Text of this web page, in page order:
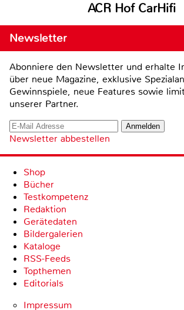
ACR Hof CarHifi
Newsletter
Abonniere den Newsletter und erhalte
über neue Magazine, exklusive
Gewinnspiele, neue Features sowie
unserer Partner.
Newsletter abbestellen
Shop
Bücher
Testkompetenz
Redaktion
Gerätedaten
Bildergalerien
Kataloge
RSS-Feeds
Topthemen
Editorials
Impressum